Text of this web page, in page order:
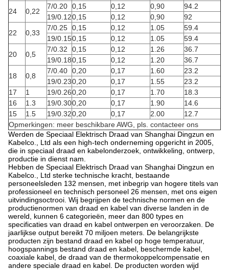
24
0,22
7/0.20 0,15 0,12 0,90
94.2
19/0.120,15 0,12 0,90
92
22
0,33
7/0.25 0,15 0,12 1.05
59.4
19/0.150,15 0,12 1.05
59.4
20
0,5
7/0.32 0,15 0,12 1.26
36.7
19/0.180,15 0,12 1.20
36.7
18
0,8
7/0.40 0,20 0,17 1.60
23.2
19/0.230,20 0,17 1.55
23.2
17
1 19/0.260,20 0,17 1.70
18.3
16
1.3 19/0.300,20 0,17 1.90
14.6
15
1.5 19/0.320,20 0,17 2.00
12.7
Opmerkingen: meer beschikbare AWG, pls. contacteer ons
Werden de Speciaal Elektrisch Draad van Shanghai Dingzun en
Kabelco., Ltd als een high-tech onderneming opgericht in 2005,
die in speciaal draad en kabelonderzoek, ontwikkeling, ontwerp,
productie in dienst nam.
Hebben de Speciaal Elektrisch Draad van Shanghai Dingzun en
Kabelco., Ltd sterke technische kracht, bestaande
personeelsleden 132 mensen, met inbegrip van hogere titels van
professioneel en technisch personeel 26 mensen, met ons eigen
uitvindingsoctrooi. Wij begrijpen de technische normen en de
productienormen van draad en kabel van diverse landen in de
wereld, kunnen 6 categorieën, meer dan 800 types en
specificaties van draad en kabel ontwerpen en veroorzaken. De
jaarlijkse output bereikt 70 miljoen meters. De belangrijkste
producten zijn bestand draad en kabel op hoge temperatuur,
hoogspannings bestand draad en kabel, beschermde kabel,
coaxiale kabel, de draad van de thermokoppelcompensatie en
andere speciale draad en kabel. De producten worden wijd